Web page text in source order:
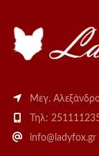
Μεγ.
Τηλ:
info@ladyfox.gr